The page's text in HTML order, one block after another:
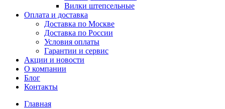
Вилки штепсельные
Оплата и доставка
Доставка по Москве
Доставка по России
Условия оплаты
Гарантии и сервис
Акции и новости
О компании
Блог
Контакты
Главная